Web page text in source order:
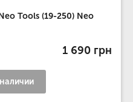
Tools (19-250) Neo
1 690 грн